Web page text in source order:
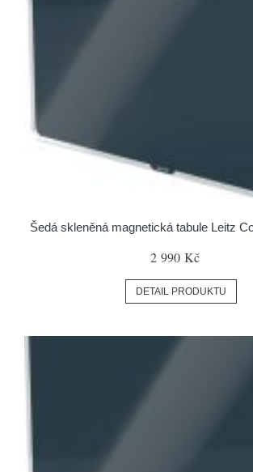
Šedá skleněná magnetická tabule Leitz
2 990 Kč
DETAIL PRODUKTU